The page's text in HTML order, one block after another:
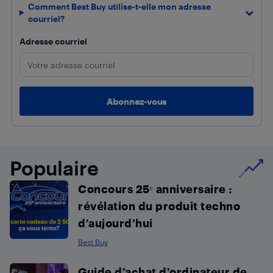
Comment Best Buy utilise-t-elle mon adresse
courriel?
Adresse courriel
Populaire
Concours 25ᵉ anniversaire :
révélation du produit techno
d’aujourd’hui
Best Buy